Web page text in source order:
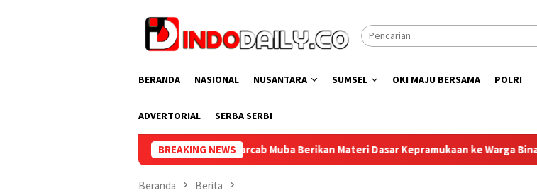
BERANDA NASIONAL NUSANTARA SUMSEL OKI MAJU BERSAMA POLRI
ADVERTORIAL SERBA SERBI
BREAKING NEWS
Sekayu Gandeng Kwarcab Muba Berikan Materi Dasar Kepramukaan ke Warga Binaan Satu
Beranda Berita